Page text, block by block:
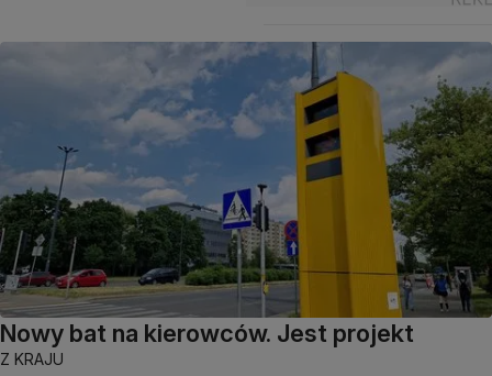
Nowy bat na kierowców. Jest projekt
Z KRAJU